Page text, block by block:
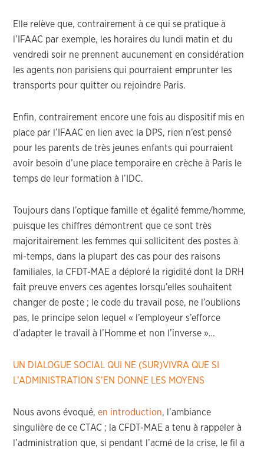
Elle relève que, contrairement à ce qui se pratique à
l’IFAAC par exemple, les horaires du lundi matin et du
vendredi soir ne prennent aucunement en considération
les agents non parisiens qui pourraient emprunter les
transports pour quitter ou rejoindre Paris.
Enfin, contrairement encore une fois au dispositif mis en
place par l’IFAAC en lien avec la DPS, rien n’est pensé
pour les parents de très jeunes enfants qui pourraient
avoir besoin d’une place temporaire en crèche à Paris le
temps de leur formation à l’IDC.
Toujours dans l’optique famille et égalité femme/homme,
puisque les chiffres démontrent que ce sont très
majoritairement les femmes qui sollicitent des postes à
mi-temps, dans la plupart des cas pour des raisons
familiales, la CFDT-MAE a déploré la rigidité dont la DRH
fait preuve envers ces agentes lorsqu’elles souhaitent
changer de poste ; le code du travail pose, ne l’oublions
pas, le principe selon lequel « l’employeur s’efforce
d’adapter le travail à l’Homme et non l’inverse »…
UN DIALOGUE SOCIAL QUI NE (SUR)VIVRA QUE SI
L’ADMINISTRATION S’EN DONNE LES MOYENS
Nous avons évoqué,en introduction, l’ambiance
singulière de ce CTAC ; la CFDT-MAE a tenu à rappeler à
l’administration que, si pendant l’acmé de la crise, le fil a